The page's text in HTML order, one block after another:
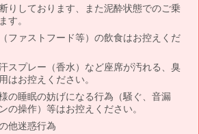
りしております、また泥酔状態でのご乗
す。
ファストフード等）の飲食はお控えくだ
スプレー（香水）など座席が汚れる、臭
はお控えください。
の睡眠の妨げになる行為（騒ぐ、音漏
の操作）等はお控えください。
他迷惑行為